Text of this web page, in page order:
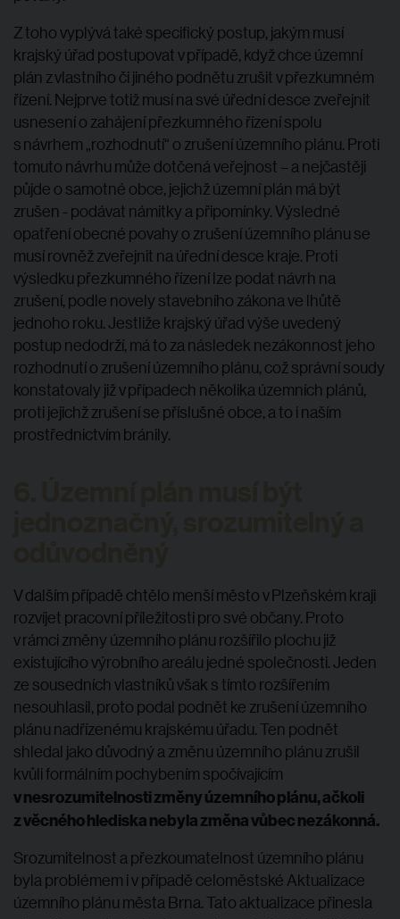
Z toho vyplývá také specifický postup, jakým musí
krajský úřad postupovat v případě, když chce územní
plán z vlastního či jiného podnětu zrušit v přezkumném
řízení. Nejprve totiž musí na své úřední desce zveřejnit
usnesení o zahájení přezkumného řízení spolu
s návrhem „rozhodnutí“ o zrušení územního plánu. Proti
tomuto návrhu může dotčená veřejnost – a nejčastěji
půjde o samotné obce, jejichž územní plán má být
zrušen - podávat námitky a připomínky. Výsledné
opatření obecné povahy o zrušení územního plánu se
musí rovněž zveřejnit na úřední desce kraje. Proti
výsledku přezkumného řízení lze podat návrh na
zrušení, podle novely stavebního zákona ve lhůtě
jednoho roku. Jestliže krajský úřad výše uvedený
postup nedodrží, má to za následek nezákonnost jeho
rozhodnutí o zrušení územního plánu, což správní soudy
konstatovaly již v případech několika územních plánů,
proti jejichž zrušení se příslušné obce, a to i naším
prostřednictvím bránily.
V dalším případě chtělo menší město v Plzeňském kraji
rozvíjet pracovní příležitosti pro své občany. Proto
v rámci změny územního plánu rozšířilo plochu již
existujícího výrobního areálu jedné společnosti. Jeden
ze sousedních vlastníků však s tímto rozšířením
nesouhlasil, proto podal podnět ke zrušení územního
plánu nadřízenému krajskému úřadu. Ten podnět
shledal jako důvodný a změnu územního plánu zrušil
kvůli formálním pochybením spočívajícím
v nesrozumitelnosti změny územního plánu, ačkoli
z věcného hlediska nebyla změna vůbec nezákonná.
Srozumitelnost a přezkoumatelnost územního plánu
byla problémem i v případě celoměstské Aktualizace
územního plánu města Brna. Tato aktualizace přinesla